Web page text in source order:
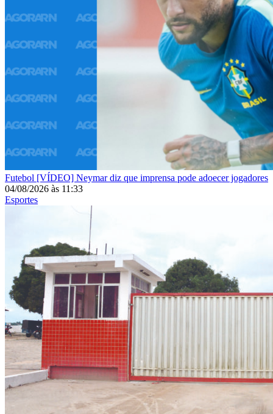
Futebol [VÍDEO] Neymar diz que imprensa pode adoecer jogadores
04/08/2026 às 11:33
Esportes